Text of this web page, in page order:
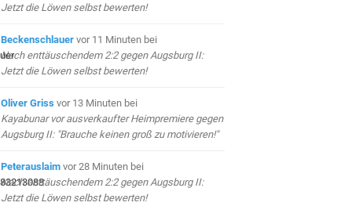
Jetzt die Löwen selbst bewerten!
Beckenschlauer vor 11 Minuten bei
Nach enttäuschendem 2:2 gegen Augsburg II:
Jetzt die Löwen selbst bewerten!
Oliver Griss vor 13 Minuten bei
Kayabunar vor ausverkaufter Heimpremiere gegen
Augsburg II: "Brauche keinen groß zu motivieren!"
Peterauslaim vor 28 Minuten bei
Nach enttäuschendem 2:2 gegen Augsburg II:
Jetzt die Löwen selbst bewerten!